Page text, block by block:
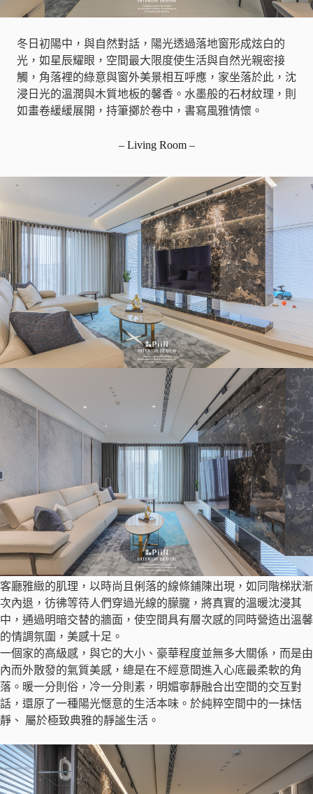
冬日初陽中，與自然對話，陽光透過落地窗形成炫白的
光，如星辰耀眼，空間最大限度使生活與自然光親密接
觸，角落裡的綠意與窗外美景相互呼應，家坐落於此，沈
浸日光的溫潤與木質地板的馨香。水墨般的石材紋理，則
如畫卷緩緩展開，持筆擲於卷中，書寫風雅情懷。
– Living Room –
客廳雅緻的肌理，以時尚且俐落的線條鋪陳出現，如同階梯狀漸
次內退，彷彿等待人們穿過光線的朦朧，將真實的溫暖沈浸其
中，通過明暗交替的牆面，使空間具有層次感的同時營造出溫馨
的情調氛圍，美感十足。
一個家的高級感，與它的大小、豪華程度並無多大關係，而是由
內而外散發的氣質美感，總是在不經意間進入心底最柔軟的角
落。暖一分則俗，冷一分則素，明媚寧靜融合出空間的交互對
話，還原了一種陽光愜意的生活本味。於純粹空間中的一抹恬
靜、 屬於極致典雅的靜謐生活。